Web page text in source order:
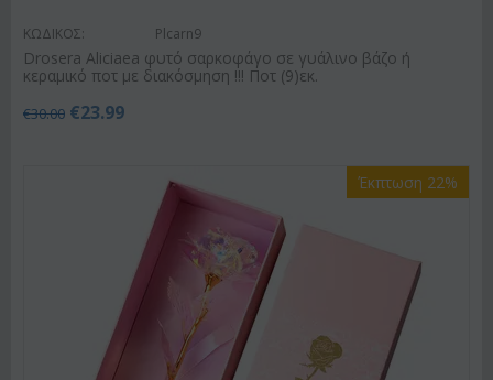
ΚΩΔΙΚΟΣ: Plcarn9
Drosera Aliciaea φυτό σαρκοφάγο σε γυάλινο βάζο ή
κεραμικό ποτ με διακόσμηση !!! Ποτ (9)εκ.
€30.00 €23.99
Έκπτωση 22%